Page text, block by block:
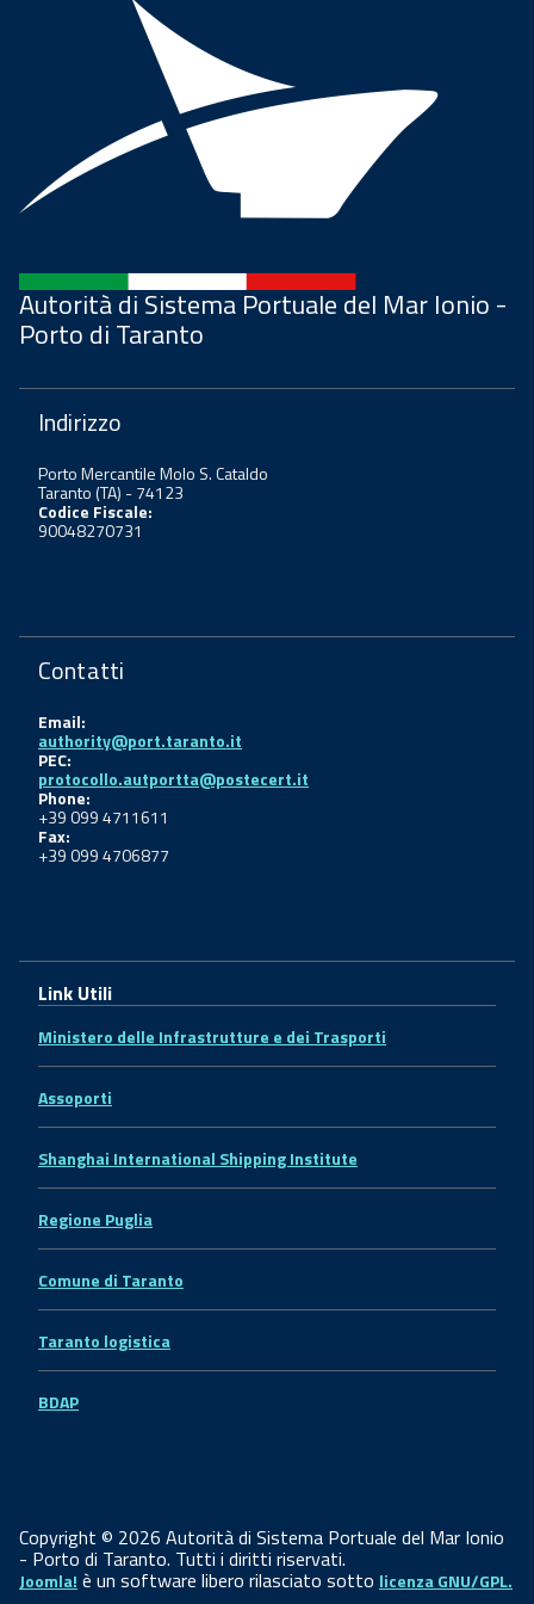
Autorità di Sistema Portuale del Mar Ionio -
Porto di Taranto
Indirizzo
Porto Mercantile Molo S. Cataldo
Taranto (TA) - 74123
Codice Fiscale:
90048270731
Contatti
Email:
authority@port.taranto.it
PEC:
protocollo.autportta@postecert.it
Phone:
+39 099 4711611
Fax:
+39 099 4706877
Link Utili
Ministero delle Infrastrutture e dei Trasporti
Assoporti
Shanghai International Shipping Institute
Regione Puglia
Comune di Taranto
Taranto logistica
BDAP
Copyright © 2026 Autorità di Sistema Portuale del Mar Ionio
- Porto di Taranto. Tutti i diritti riservati.
Joomla! è un software libero rilasciato sotto licenza GNU/GPL.